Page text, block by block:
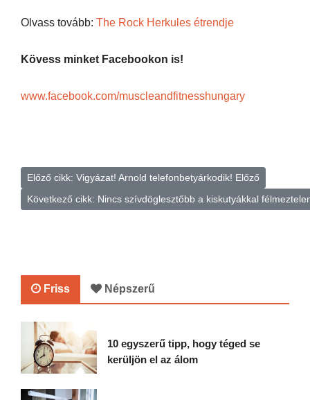
Olvass tovább: The Rock Herkules étrendje
Kövess minket Facebookon is!
www.facebook.com/muscleandfitnesshungary
Előző cikk: Vigyázat! Arnold telefonbetyárkodik! Előző
Következő cikk: Nincs szívdöglesztőbb a kiskutyákkal
Friss Népszerű
10 egyszerű tipp, hogy téged se
kerüljön el az álom